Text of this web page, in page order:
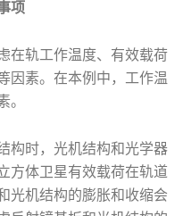
项
在轨工作温度、有效载荷
因素。在本例中，工作温
。
构时，光机结构和光学器
方体卫星有效载荷在轨道
光机结构的膨胀和收缩会